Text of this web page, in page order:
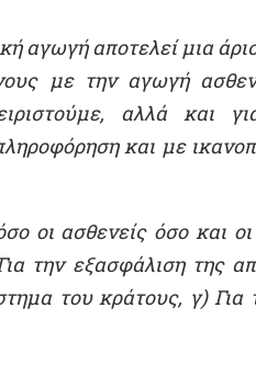
αγωγή αποτελεί μια
με την αγωγή
αλλά και
και με
οι ασθενείς όσο και οι
την εξασφάλιση της
του κράτους, γ) Για